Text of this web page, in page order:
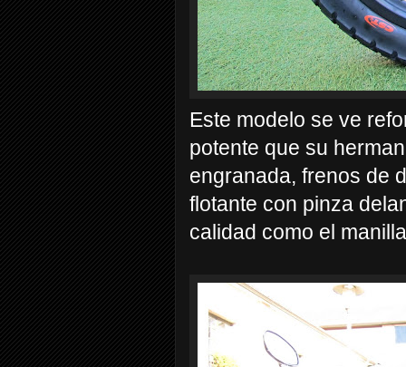
Este modelo se ve
potente que su
engranada, frenos de
flotante con pinza
calidad como el